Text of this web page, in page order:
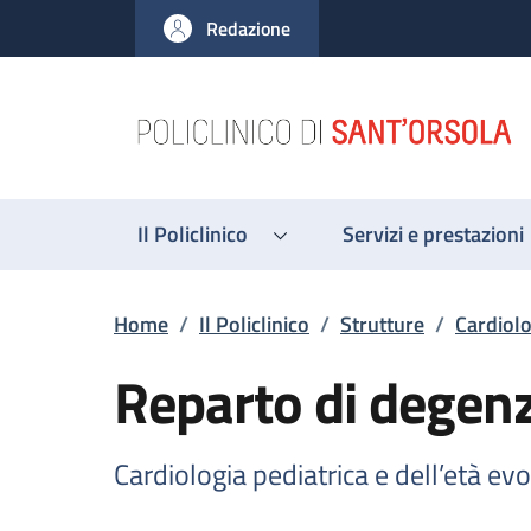
al contenuto principale
to footer content
Redazione
Il Policlinico Servizi e prestazioni
Briciole di pane
Home / Il Policlinico / Strutture /
Reparto di
Cardiologia pediatrica e dell’età